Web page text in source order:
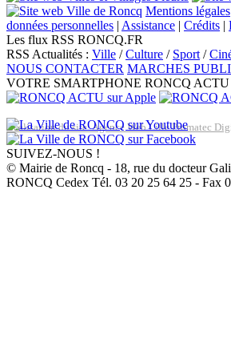
Mentions légales
données personnelles | Assistance | Crédits |
Les flux RSS RONCQ.FR
RSS Actualités : Ville /Culture / Sport /
NOUS CONTACTER MARCHES
VOTRE SMARTPHONE RONCQ ACTU
Réalisation du site: Agence Web Lille Promatec
SUIVEZ-NOUS !
© Mairie de Roncq - 18, rue du docteur
RONCQ Cedex Tél. 03 20 25 64 25 - Fax